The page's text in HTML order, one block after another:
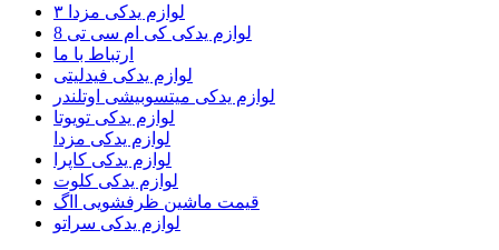
لوازم یدکی مزدا ۳
لوازم یدکی کی ام سی تی 8
ارتباط با ما
لوازم یدکی فیدلیتی
لوازم یدکی میتسوبیشی اوتلندر
لوازم یدکی تویوتا
لوازم یدکی مزدا
لوازم یدکی کاپرا
لوازم یدکی کلوت
قیمت ماشین ظرفشویی ااگ
لوازم یدکی سراتو